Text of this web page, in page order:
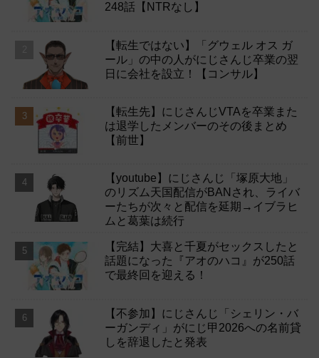
248話【NTRなし】
【転生ではない】「グウェル オス ガ
ール」の中の人がにじさんじ卒業の翌
日に会社を設立！【コンサル】
【転生先】にじさんじVTAを卒業また
は退学したメンバーのその後まとめ
【前世】
【youtube】にじさんじ「塚原大地」
のリズム天国配信がBANされ、ライバ
ーたちが次々と配信を延期→イブラヒ
ムと葛葉は続行
【完結】大喜と千夏がセックスしたと
話題になった『アオのハコ』が250話
で最終回を迎える！
【不参加】にじさんじ「シェリン・バ
ーガンディ」がにじ甲2026への名前貸
しを辞退したと発表